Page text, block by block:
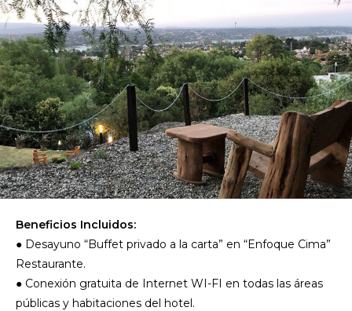
Beneficios Incluidos:
● Desayuno “Buffet privado a la carta” en “Enfoque Cima”
Restaurante.
● Conexión gratuita de Internet WI-FI en todas las áreas
públicas y habitaciones del hotel.